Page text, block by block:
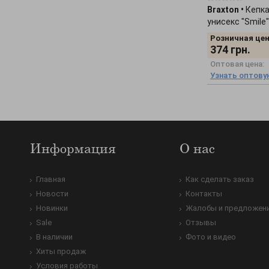
Braxton •
унисекс
Розничная
374 грн.
Оптовая цена:
Узнать
Информация
Главная
Новости
Новинки
Sale
В наличии
Хиты продаж
Условия работы
О нас
Как сделать заказ
Контакты
Жалобы и
Отзывы
Фото и видео